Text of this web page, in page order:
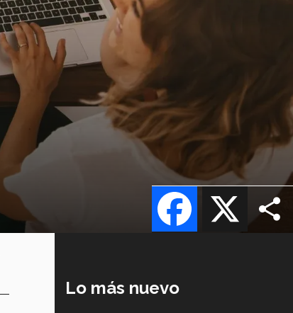
X
Facebook
Lo más nuevo